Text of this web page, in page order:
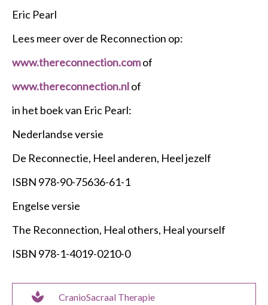
spa CranioSacraal Therapie
Eric Pearl
Lees meer over de Reconnection op:
www.thereconnection.comof
www.thereconnection.nlof
in het boek van Eric Pearl:
Nederlandse versie
De Reconnectie, Heel anderen, Heel jezelf
ISBN 978-90-75636-61-1
Engelse versie
The Reconnection, Heal others, Heal yourself
ISBN 978-1-4019-0210-0